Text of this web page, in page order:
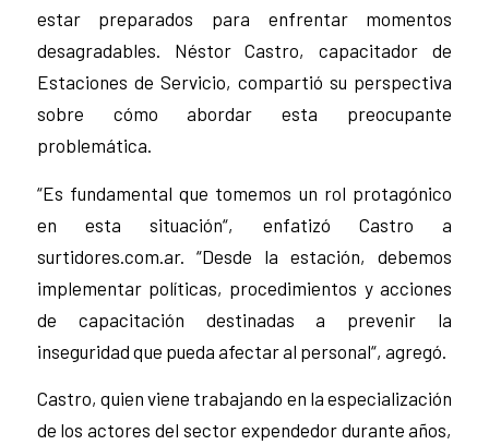
estar preparados para enfrentar momentos
desagradables. Néstor Castro, capacitador de
Estaciones de Servicio, compartió su perspectiva
sobre cómo abordar esta preocupante
problemática.
“Es fundamental que tomemos un rol protagónico
en esta situación“, enfatizó Castro a
surtidores.com.ar. “Desde la estación, debemos
implementar políticas, procedimientos y acciones
de capacitación destinadas a prevenir la
inseguridad que pueda afectar al personal“, agregó.
Castro, quien viene trabajando en la especialización
de los actores del sector expendedor durante años,